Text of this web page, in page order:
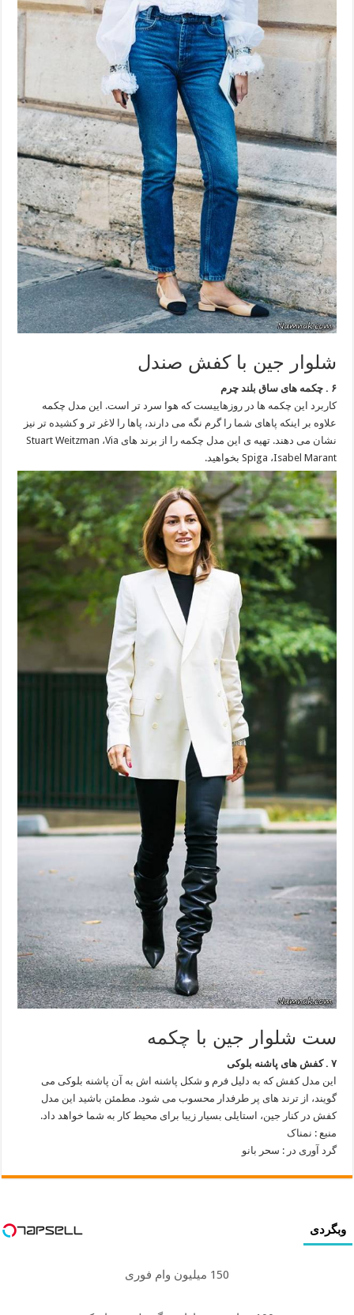
شلوار جین با کفش صندل
۶ . چکمه های ساق بلند چرم
کاربرد این چکمه ها در روزهاییست که هوا سرد تر است. این مدل چکمه
علاوه بر اینکه پاهای شما را گرم نگه می دارند، پاها را لاغر تر و کشیده تر نیز
نشان می دهند. تهیه ی این مدل چکمه را از برند های Stuart Weitzman ،Via
Spiga ،Isabel Marant بخواهید.
ست شلوار جین با چکمه
۷ . کفش های پاشنه بلوکی
این مدل کفش که به دلیل فرم و شکل پاشنه اش به آن پاشنه بلوکی می
گویند، از ترند های پر طرفدار محسوب می شود. مطمئن باشید این مدل
کفش در کنار جین، استایلی بسیار زیبا برای محیط کار به شما خواهد داد.
منبع : نمناک
گرد آوری در : سحر بانو
وبگردی
150 میلیون وام فوری